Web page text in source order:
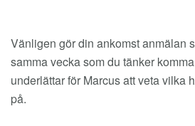
Vänligen gör din ankomst anmälan
samma vecka som du tänker
underlättar för Marcus att veta vilka
på.